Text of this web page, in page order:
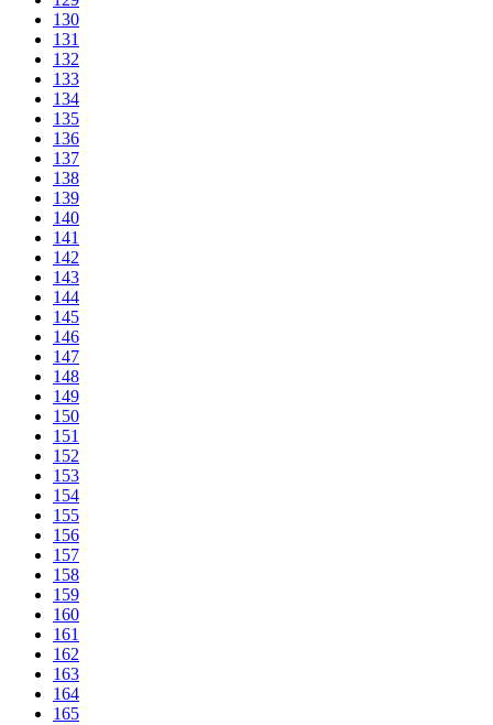
130
131
132
133
134
135
136
137
138
139
140
141
142
143
144
145
146
147
148
149
150
151
152
153
154
155
156
157
158
159
160
161
162
163
164
165